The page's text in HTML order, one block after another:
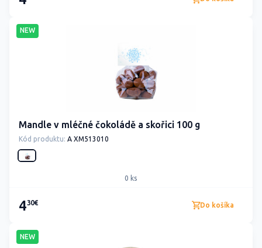
NEW
Mandle v mléčné čokoládě a skořici 100 g
Kód produktu: A XM513010
0 ks
430€ Do košíka
NEW